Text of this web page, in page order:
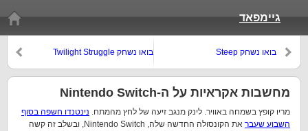
גיימפאד
בואו נשחק Twilight Struggle בואו נשחק Steep
מחשבות אקראיות על ה-Nintendo Switch
מריו קופץ בשמחה באוויר. לינק מנגב זיעה של לחץ מהמתח. נינטנדו חשפה בסוף
השבוע שעבר
את הקונסולה החדשה שלה, Nintendo Switch, ובשלב זה קשה